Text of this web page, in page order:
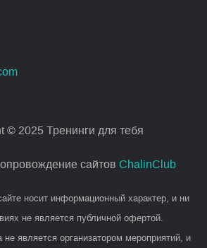
© 2025 Тренинги для тебя
сайтов ChalinClub
носит информационный характер, и ни
не является публичной офертой.
является организатором мероприятий, и